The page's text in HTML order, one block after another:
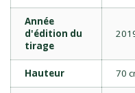
Année
d'édition du
tirage
Hauteur 70